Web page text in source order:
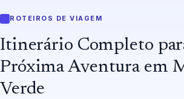
ROTEIROS DE VIAGEM
Itinerário Completo
Próxima Aventura em
Verde